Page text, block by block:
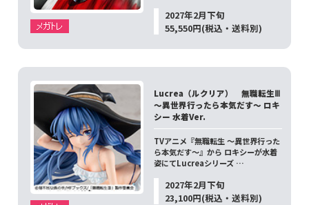
2027年2月下旬
55,550円(税込・送料別)
Lucrea（ルクリア） 無職転生Ⅲ
～異世界行ったら本気だす～ ロキ
シー 水着Ver.
TVアニメ『無職転生 ～異世界行った
ら本気だす～』から ロキシーが水着
姿にてLucreaシリーズ …
2027年2月下旬
23,100円(税込・送料別)